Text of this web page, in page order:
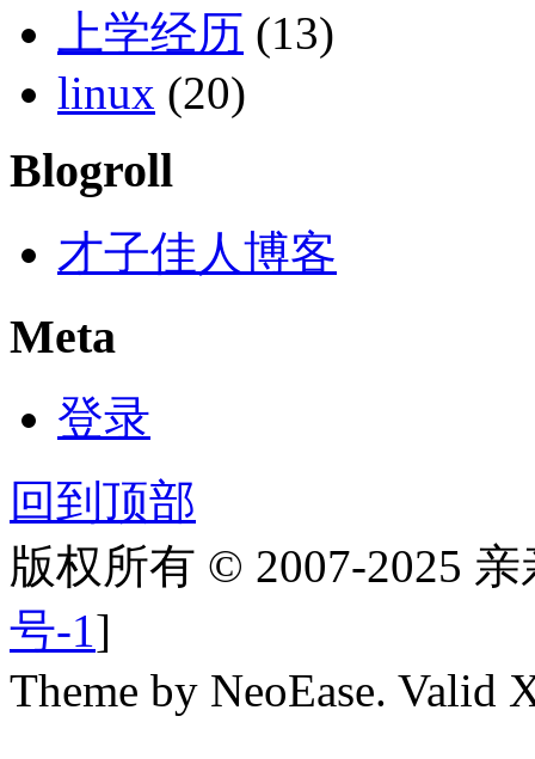
上学经历 (13)
linux (20)
Blogroll
才子佳人博客
Meta
登录
回到顶部
版权所有 © 2007-2025
号-1]
Theme by NeoEase. Valid